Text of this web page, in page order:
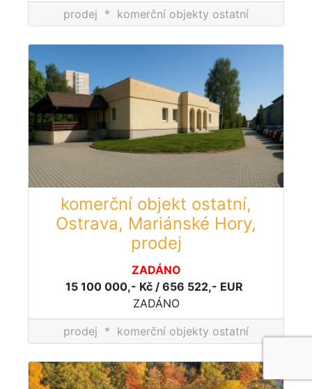
prodej * komerční objekty ostatní
komerční objekt ostatní,
Ostrava, Mariánské Hory,
prodej
ZADÁNO
15 100 000,- Kč / 656 522,- EUR
ZADÁNO
prodej * komerční objekty ostatní